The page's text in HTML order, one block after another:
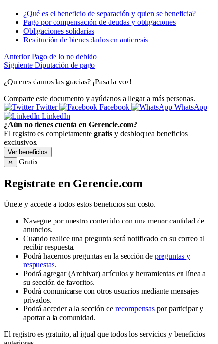
¿Qué es el beneficio de separación y quien se beneficia?
Pago por compensación de deudas y obligaciones
Obligaciones solidarias
Restitución de bienes dados en anticresis
Anterior Pago de lo no debido
Siguiente Diputación de pago
¿Quieres darnos las gracias? ¡Pasa la voz!
Comparte este documento y ayúdanos a llegar a más personas.
Twitter
Facebook
WhatsApp
LinkedIn
¿Aún no tienes cuenta en Gerencie.com?
El registro es completamente gratis y desbloquea beneficios
exclusivos.
Ver beneficios
✕
Gratis
Regístrate en Gerencie.com
Únete y accede a todos estos beneficios sin costo.
Navegue por nuestro contenido con una menor cantidad de
anuncios.
Cuando realice una pregunta será notificado en su correo al
recibir respuesta.
Podrá hacernos preguntas en la sección de preguntas y
respuestas.
Podrá agregar (Archivar) artículos y herramientas en línea a
su sección de favoritos.
Podrá comunicarse con otros usuarios mediante mensajes
privados.
Podrá acceder a la sección de recompensas por participar y
aportar a la comunidad.
El registro es gratuito, al igual que todos los servicios y beneficios